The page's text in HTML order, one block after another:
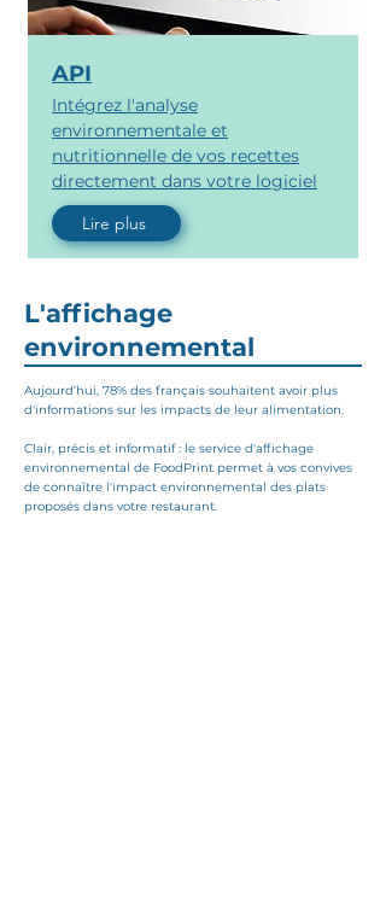
API
Intégrez l'analyse
environnementale et
nutritionnelle de vos recettes
directement dans votre logiciel
Lire plus
L'affichage
environnemental
Aujourd’hui, 78% des français souhaitent avoir plus
d'informations sur les impacts de leur alimentation.
Clair, précis et informatif : le service d'affichage
environnemental de FoodPrint permet à vos convives
de connaître l'impact environnemental des plats
proposés dans votre restaurant.